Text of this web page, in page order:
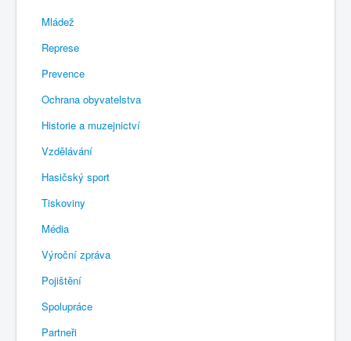
Mládež
Represe
Prevence
Ochrana obyvatelstva
Historie a muzejnictví
Vzdělávání
Hasičský sport
Tiskoviny
Média
Výroční zpráva
Pojištění
Spolupráce
Partneři